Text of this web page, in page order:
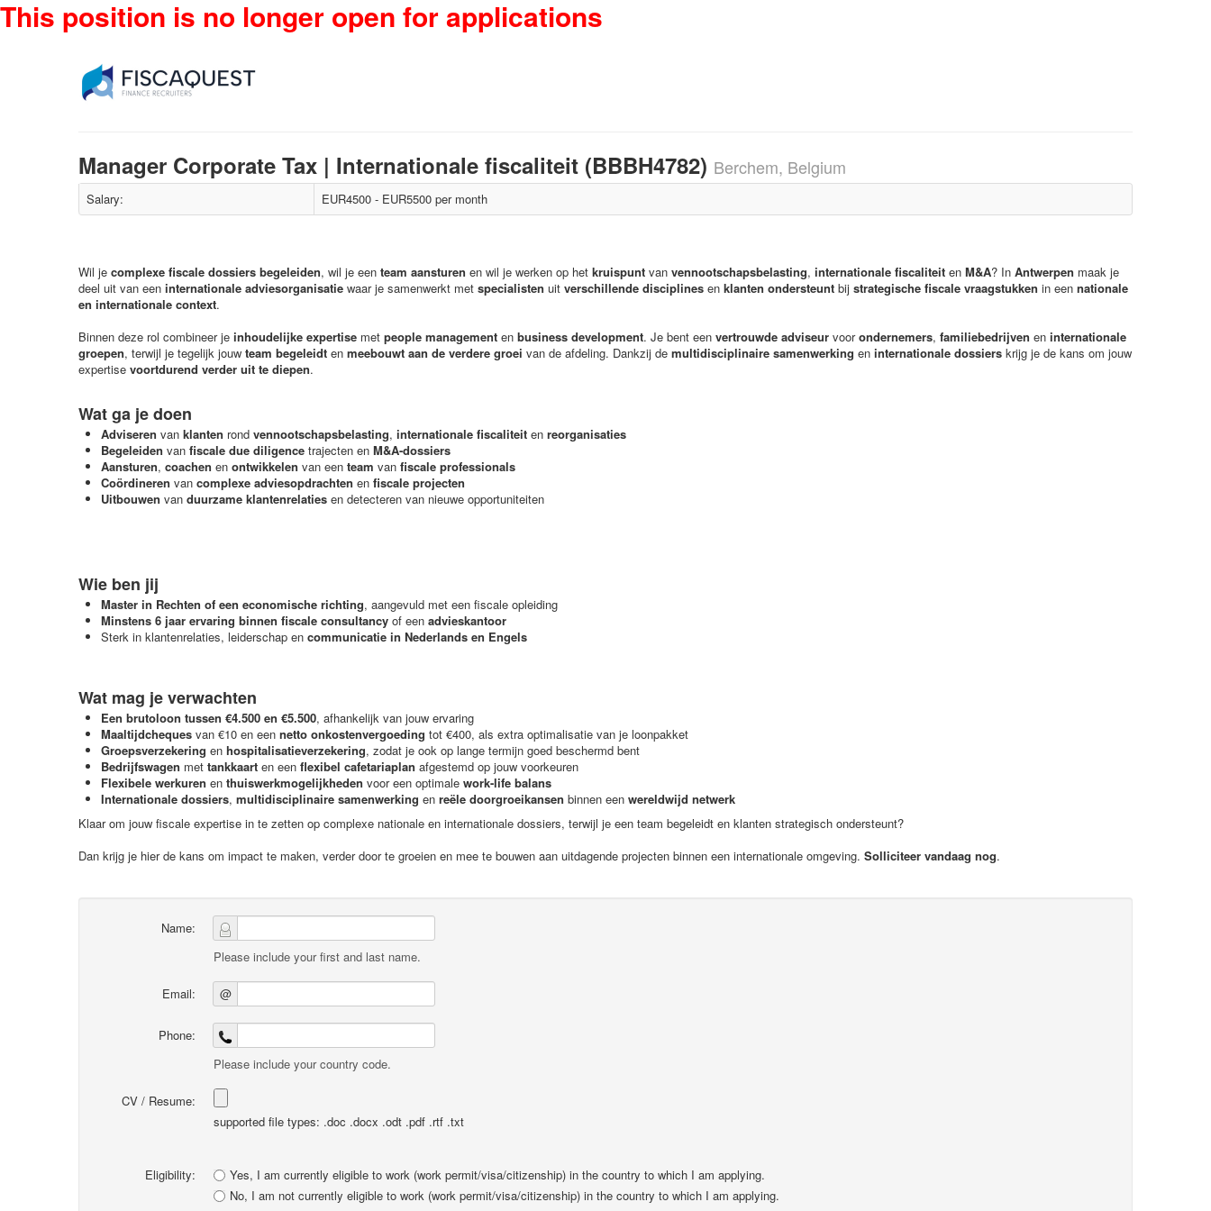
This position is no longer open for applications
Manager Corporate Tax | Internationale fiscaliteit (BBBH4782) Berchem, Belgium
Salary: EUR4500 - EUR5500 per month
Wil je complexe fiscale dossiers begeleiden, wil je een team aansturen en wil je werken op het kruispunt van vennootschapsbelasting, internationale fiscaliteit en M&A? In Antwerpen maak je
deel uit van een internationale adviesorganisatie waar je samenwerkt met specialisten uit verschillende disciplines en klanten ondersteunt bij strategische fiscale vraagstukken in een nationale
en internationale context.
Binnen deze rol combineer je inhoudelijke expertise met people management en business development. Je bent een vertrouwde adviseur voorondernemers, familiebedrijven en internationale
groepen, terwijl je tegelijk jouw team begeleidt en meebouwt aan de verdere groei van de afdeling. Dankzij de multidisciplinaire samenwerking en internationale dossiers krijg je de kans om jouw
expertise voortdurend verder uit te diepen.
Wat ga je doen
Adviseren van klanten rond vennootschapsbelasting, internationale fiscaliteit en reorganisaties
Begeleiden van fiscale due diligence trajecten en M&A-dossiers
Aansturen, coachen en ontwikkelen van een team van fiscale professionals
Coördineren van complexe adviesopdrachten en fiscale projecten
Uitbouwen van duurzame klantenrelaties en detecteren van nieuwe opportuniteiten
Wie ben jij
Master in Rechten of een economische richting, aangevuld met een fiscale opleiding
Minstens 6 jaar ervaring binnen fiscale consultancy of een advieskantoor
Sterk in klantenrelaties, leiderschap en communicatie in Nederlands en Engels
Wat mag je verwachten
Een brutoloon tussen €4.500 en €5.500, afhankelijk van jouw ervaring
Maaltijdcheques van €10 en een netto onkostenvergoeding tot €400, als extra optimalisatie van je loonpakket
Groepsverzekering en hospitalisatieverzekering, zodat je ook op lange termijn goed beschermd bent
Bedrijfswagen met tankkaart en een flexibel cafetariaplan afgestemd op jouw voorkeuren
Flexibele werkuren en thuiswerkmogelijkheden voor een optimale work-life balans
Internationale dossiers, multidisciplinaire samenwerking en reële doorgroeikansen binnen een wereldwijd netwerk
Klaar om jouw fiscale expertise in te zetten op complexe nationale en internationale dossiers, terwijl je een team begeleidt en klanten strategisch ondersteunt?
Dan krijg je hier de kans om impact te maken, verder door te groeien en mee te bouwen aan uitdagende projecten binnen een internationale omgeving. Solliciteer vandaag nog.
Name:
Please include your first and last name.
Email: @
Phone:
Please include your country code.
CV / Resume:
supported file types: .doc .docx .odt .pdf .rtf .txt
Eligibility:
Yes, I am currently eligible to work (work permit/visa/citizenship) in the country to which I am applying.
No, I am not currently eligible to work (work permit/visa/citizenship) in the country to which I am applying.